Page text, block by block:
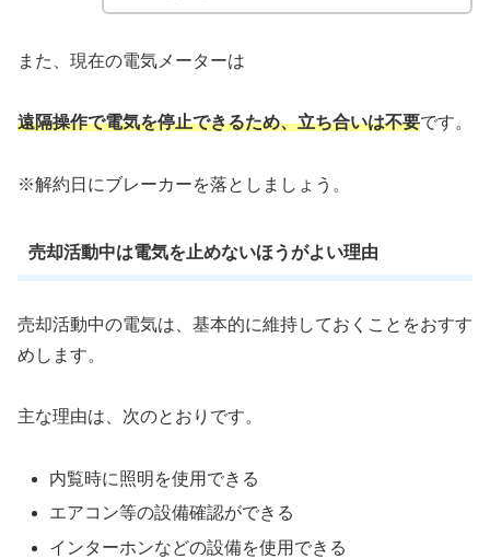
また、現在の電気メーターは
遠隔操作で電気を停止できるため、立ち合いは不要です。
※解約日にブレーカーを落としましょう。
売却活動中は電気を止めないほうがよい理由
売却活動中の電気は、基本的に維持しておくことをおすす
めします。
主な理由は、次のとおりです。
内覧時に照明を使用できる
エアコン等の設備確認ができる
インターホンなどの設備を使用できる